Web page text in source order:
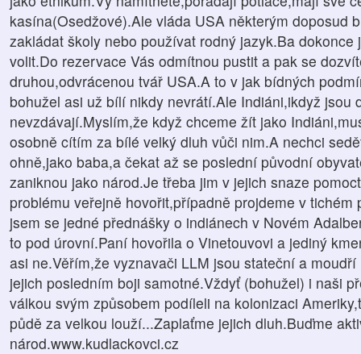
kasína(Osedžové).Ale vláda USA některým doposud
zakládat školy nebo používat rodný jazyk.Ba
volit.Do rezervace Vás odmítnou pustit a pak se
druhou,odvrácenou tvář USA.A to v jak bídných
bohužel asi už bílí nikdy nevrátí.Ale Indiáni,ikdyž jsou
nevzdávají.Myslím,že když chceme žít jako
osobně cítím za bílé velký dluh vůči nim.A nechci
ohně,jako baba,a čekat až se poslední původní
zaniknou jako národ.Je třeba jim v jejich snaze
problému veřejně hovořit,případně projdeme v
jsem se jedné přednášky o indiánech v Novém
to pod úrovní.Paní hovořila o Vinetouvovi a jediný
asi ne.Věřím,že vyznavači LLM jsou stateční a
jejich posledním boji samotné.Vždyť (bohužel) i naši
válkou svým způsobem podíleli na kolonizaci
půdě za velkou louží...Zaplaťme jejich dluh.Buďme
národ.www.kudlackovci.cz